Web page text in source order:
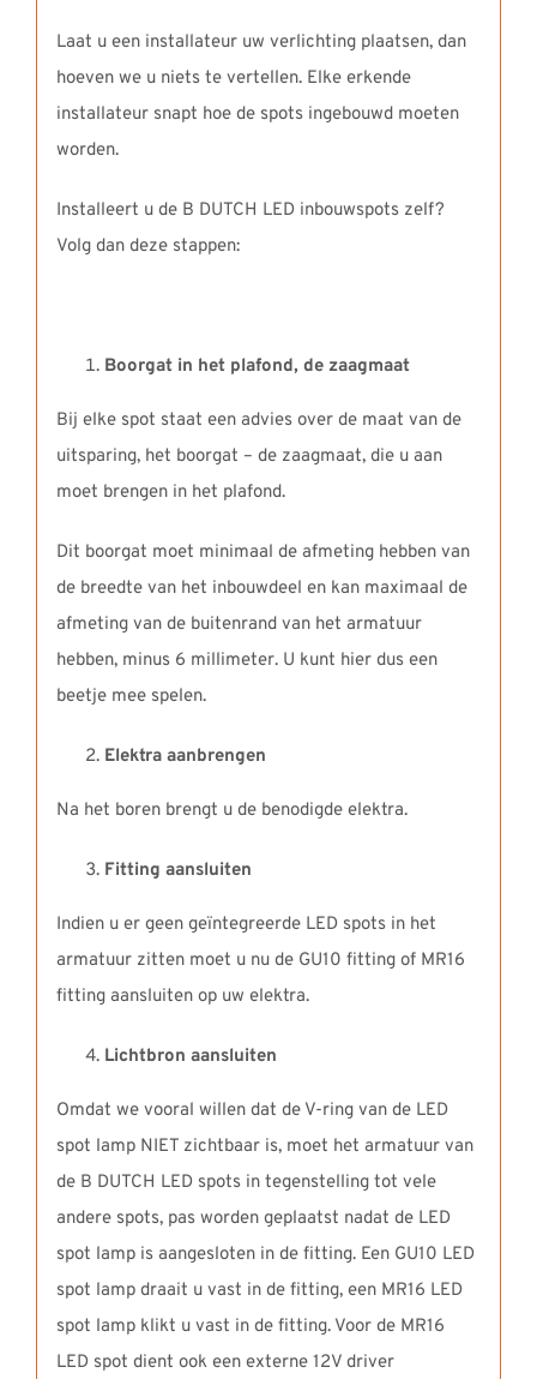
Laat u een installateur uw verlichting plaatsen, dan
hoeven we u niets te vertellen. Elke erkende
installateur snapt hoe de spots ingebouwd moeten
worden.
Installeert u de B DUTCH LED inbouwspots zelf?
Volg dan deze stappen:
Boorgat in het plafond, de zaagmaat
Bij elke spot staat een advies over de maat van de
uitsparing, het boorgat – de zaagmaat, die u aan
moet brengen in het plafond.
Dit boorgat moet minimaal de afmeting hebben van
de breedte van het inbouwdeel en kan maximaal de
afmeting van de buitenrand van het armatuur
hebben, minus 6 millimeter. U kunt hier dus een
beetje mee spelen.
Elektra aanbrengen
Na het boren brengt u de benodigde elektra.
Fitting aansluiten
Indien u er geen geïntegreerde LED spots in het
armatuur zitten moet u nu de GU10 fitting of MR16
fitting aansluiten op uw elektra.
Lichtbron aansluiten
Omdat we vooral willen dat de V-ring van de LED
spot lamp NIET zichtbaar is, moet het armatuur van
de B DUTCH LED spots in tegenstelling tot vele
andere spots, pas worden geplaatst nadat de LED
spot lamp is aangesloten in de fitting. Een GU10 LED
spot lamp draait u vast in de fitting, een MR16 LED
spot lamp klikt u vast in de fitting. Voor de MR16
LED spot dient ook een externe 12V driver